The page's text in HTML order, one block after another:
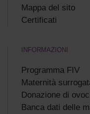
Mappa del sito
Certificati
INFORMAZIONI
Programma FIV
Maternità
Donazione di
Banca dati delle